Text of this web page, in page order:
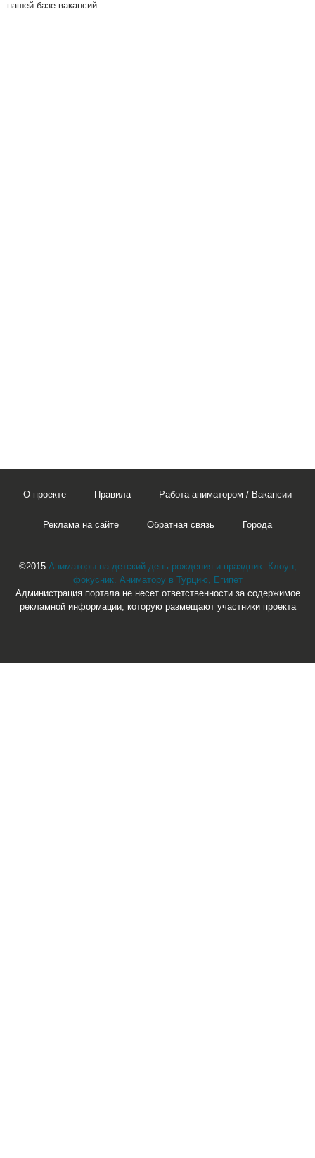
нашей базе вакансий.
О проекте Правила Работа аниматором / Вакансии
Реклама на сайте Обратная связь Города
©2015 Аниматоры на детский день рождения и праздник. Клоун,
фокусник. Аниматору в Турцию, Египет
Администрация портала не несет ответственности за содержимое
рекламной информации, которую размещают участники проекта